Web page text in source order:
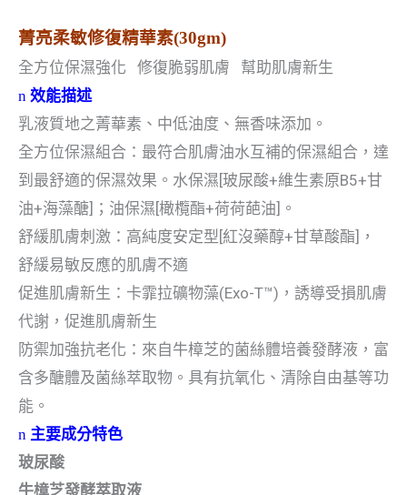
菁亮柔敏修復精華素(30gm)
全方位保濕強化 修復脆弱肌膚
幫助肌膚新生
n 效能描述
乳液質地之菁華素、中低油度、無香味添加。
全方位保濕組合：最符合肌膚油水互補的保濕組合，達
到最舒適的保濕效果。水保濕 [玻尿酸+維生素原B5+甘
油+海藻醣] ；油保濕 [橄欖酯+荷荷葩油] 。
舒緩肌膚刺激：高純度安定型 [紅沒藥醇+甘草酸酯] ，
舒緩易敏反應的肌膚不適
促進肌膚新生：卡霏拉礦物藻(Exo-T™) ，誘導受損肌膚
代謝，促進肌膚新生
防禦加強抗老化：來自牛樟芝的菌絲體培養發酵液，富
含多醣體及菌絲萃取物。具有抗氧化、清除自由基等功
能。
n 主要成分特色
玻尿酸
牛樟芝發酵萃取液